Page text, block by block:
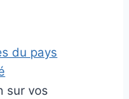
du pays
sur vos